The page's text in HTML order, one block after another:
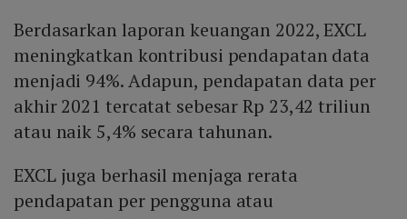
Berdasarkan laporan keuangan 2022, EXCL
meningkatkan kontribusi pendapatan data
menjadi 94%. Adapun, pendapatan data per
akhir 2021 tercatat sebesar Rp 23,42 triliun
atau naik 5,4% secara tahunan.
EXCL juga berhasil menjaga rerata
pendapatan per pengguna atau